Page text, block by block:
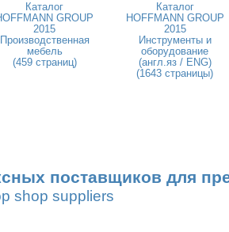
Каталог
GROUP
2015
Производственная
мебель
(459 страниц)
Каталог
HOFFMANN GROUP
2015
Инструменты и
оборудование
(англ.яз / ENG)
(1643 страницы)
поставщиков для
shop suppliers